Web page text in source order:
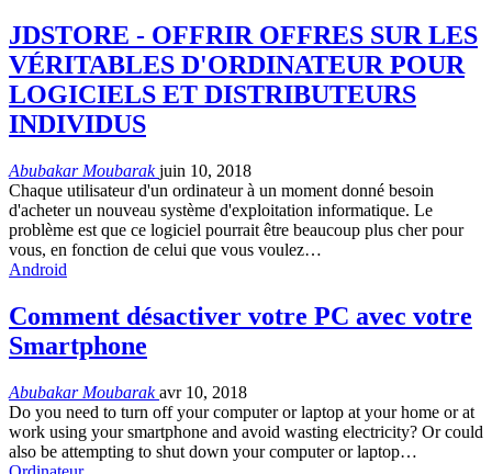
JDSTORE - OFFRIR OFFRES SUR LES
VÉRITABLES D'ORDINATEUR POUR
LOGICIELS ET DISTRIBUTEURS
INDIVIDUS
Abubakar Moubarakjuin 10, 2018
Chaque utilisateur d'un ordinateur à un moment donné besoin
d'acheter un nouveau système d'exploitation informatique. Le
problème est que ce logiciel pourrait être beaucoup plus cher pour
vous, en fonction de celui que vous voulez…
Android
Comment désactiver votre PC avec votre
Smartphone
Abubakar Moubarakavr 10, 2018
Do you need to turn off your computer or laptop at your home or at
work using your smartphone and avoid wasting electricity? Or could
also be attempting to shut down your computer or laptop…